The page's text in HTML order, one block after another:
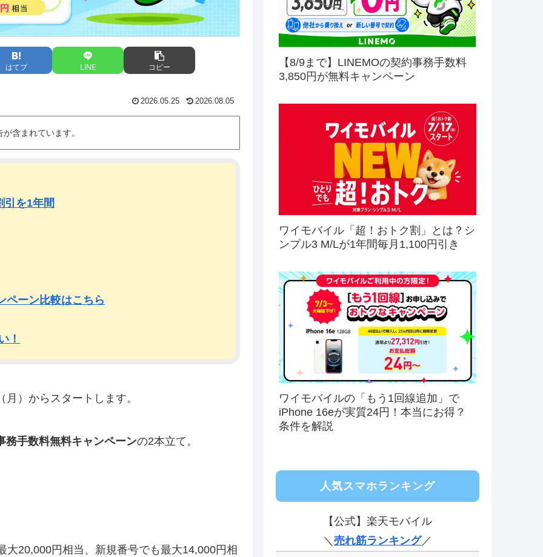
はてブ LINE コピー
2026.05.25 2026.08.05
含まれています。
引を1年間
ペーン比較はこちら
！
）からスタートします。
務手数料無料キャンペーンの2本立て。
20,000円相当、新規番号でも最大14,000円相
【8/9まで】LINEMOの契約事務手数料
3,850円が無料キャンペーン
ワイモバイル「超！おトク割」とは？シ
ンプル3 M/Lが1年間毎月1,100円引き
ワイモバイルの「もう1回線追加」で
iPhone 16eが実質24円！本当にお得？
条件を解説
人気スマホランキング
【公式】楽天モバイル
＼ 売れ筋ランキング／